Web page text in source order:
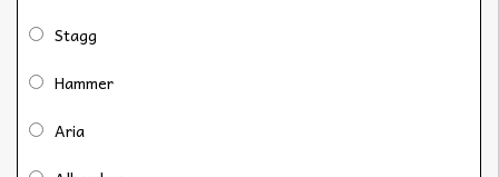
Stagg
Hammer
Aria